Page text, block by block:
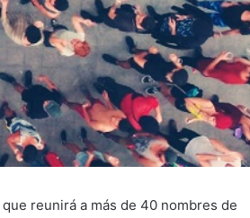
reunirá a más de 40 nombres de